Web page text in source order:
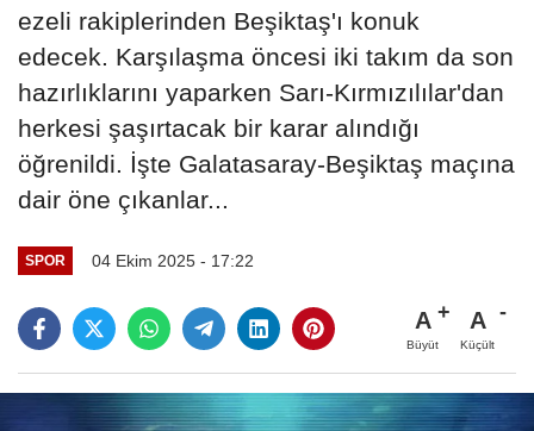
ezeli rakiplerinden Beşiktaş'ı konuk
edecek. Karşılaşma öncesi iki takım da son
hazırlıklarını yaparken Sarı-Kırmızılılar'dan
herkesi şaşırtacak bir karar alındığı
öğrenildi. İşte Galatasaray-Beşiktaş maçına
dair öne çıkanlar...
SPOR 04 Ekim 2025 - 17:22
A
Büyüt
A
Küçült